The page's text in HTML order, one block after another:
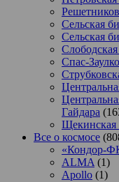
Сельская
Сельская
Слободская
Спас-
Гайдара
Щекинская
Все о космосе
«Кондор-
ALMA (1)
Apollo (1)